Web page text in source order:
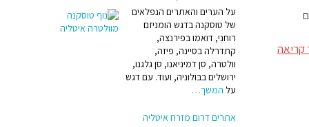
על הערים והאתרים הנפלאים
של טוסקנה בדגש הומניזם
רוחני, דואמו בפירנצה,
קתדרלה בסיינה, פיזה,
וולטרה, סן דמיניאנו, סן גלגנו,
ירושלים בבולוניה, ועוד. עם דגש
על המשך…
אתרים דרום מזרח איטליה